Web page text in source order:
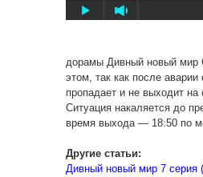
дорамы Дивный новый мир
этом, так как после
пропадает и не выходит на
Ситуация накаляется до
время выхода — 18:50 по
Другие статьи:
Дивный новый мир 7 серия